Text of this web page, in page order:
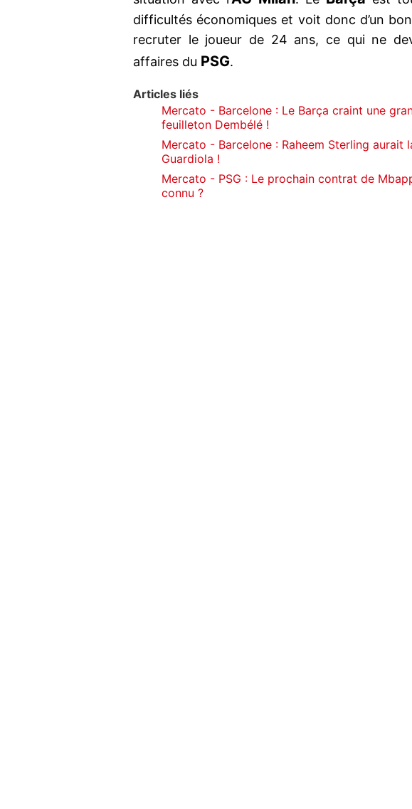
difficultés économiques et voit donc d’un
recruter le joueur de 24 ans, ce qui ne
affaires du PSG.
Articles liés
Mercato - Barcelone : Le Barça craint une
feuilleton Dembélé !
Mercato - Barcelone : Raheem Sterling aurait
Guardiola !
Mercato - PSG : Le prochain contrat de
connu ?